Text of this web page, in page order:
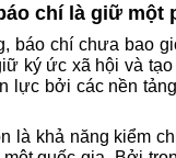
chí là giữ một
báo chí chưa bao
ký ức xã hội và tạo
lực bởi các nền
là khả năng kiểm